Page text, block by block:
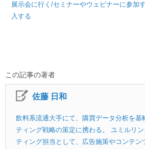
展示会に行く/セミナーやウェビナーに参加
入する
この記事の著者
佐藤 日和
飲料系流通大手にて、購買データ分析を基
ティング戦略の策定に携わる。 ユミルリ
ティング担当として、広告施策やコンテン